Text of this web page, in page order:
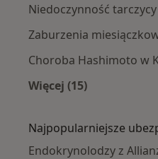
Niedoczynność
Zaburzenia
Choroba Hashimoto w
Więcej (15)
Najpopularniejsze
Endokrynolodzy z